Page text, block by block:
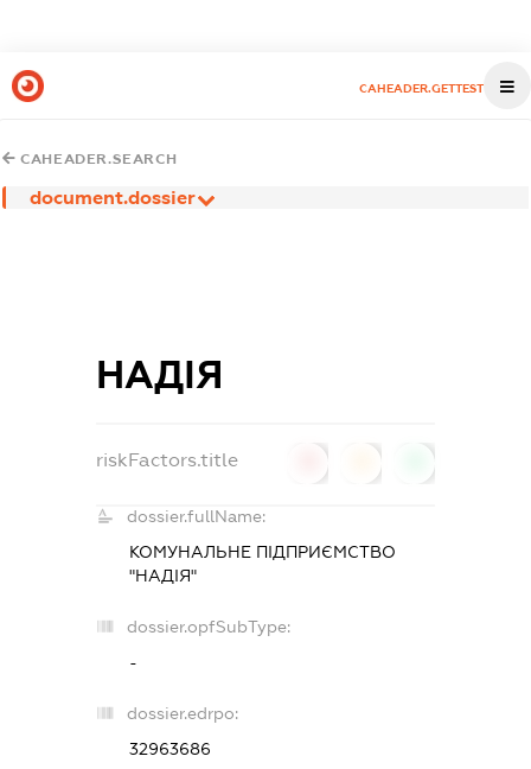
CAHEADER.GETTEST
CAHEADER.SEARCH
document.dossier
НАДІЯ
riskFactors.title
dossier.fullName:
КОМУНАЛЬНЕ ПІДПРИЄМСТВО
"НАДІЯ"
dossier.opfSubType:
-
dossier.edrpo:
32963686